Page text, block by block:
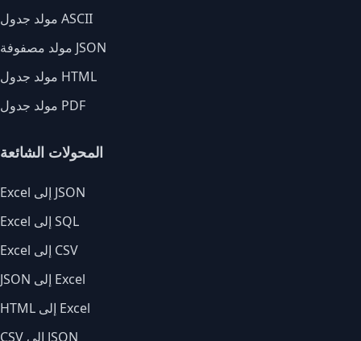
مولد جدول ASCII
مولد مصفوفة JSON
مولد جدول HTML
مولد جدول PDF
المحولات الشائعة
Excel إلى JSON
Excel إلى SQL
Excel إلى CSV
JSON إلى Excel
HTML إلى Excel
CSV إلى JSON